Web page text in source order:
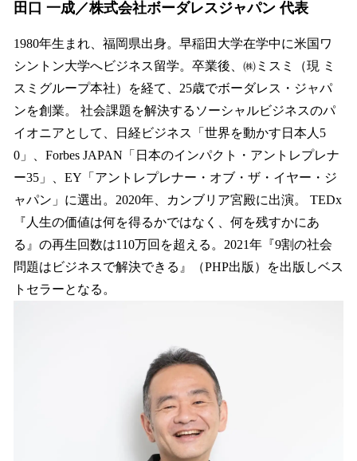
田口 一成／株式会社ボーダレスジャパン 代表
1980年生まれ、福岡県出身。早稲田大学在学中に米国ワ
シントン大学へビジネス留学。卒業後、㈱ミスミ（現 ミ
スミグループ本社）を経て、25歳でボーダレス・ジャパ
ンを創業。 社会課題を解決するソーシャルビジネスのパ
イオニアとして、日経ビジネス「世界を動かす日本人5
0」、Forbes JAPAN「日本のインパクト・アントレプレナ
ー35」、EY「アントレプレナー・オブ・ザ・イヤー・ジ
ャパン」に選出。2020年、カンブリア宮殿に出演。 TEDx
『人生の価値は何を得るかではなく、何を残すかにあ
る』の再生回数は110万回を超える。2021年『9割の社会
問題はビジネスで解決できる』（PHP出版）を出版しベス
トセラーとなる。